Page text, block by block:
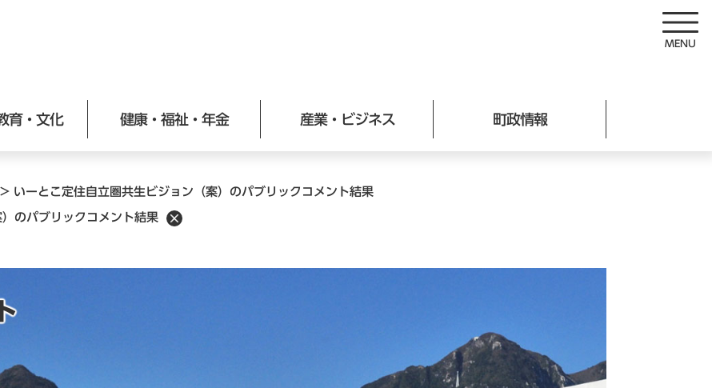
育・文化 健康・福祉・年金 産業・ビジネス 町政情報
> いーとこ定住自立圏共生ビジョン（案）のパブリックコメント結果
のパブリックコメント結果